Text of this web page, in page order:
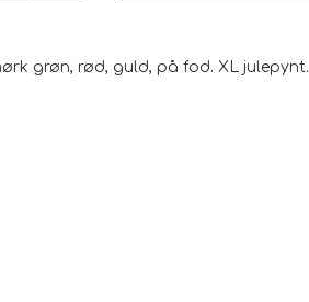
grøn, rød, guld, på fod. XL julepynt.